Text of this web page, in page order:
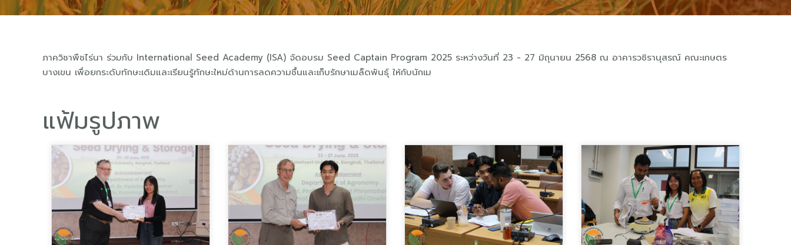
ภาควิชาพืชไร่นา ร่วมกับ International Seed Academy (ISA) จัดอบรม Seed Captain Program 2025 ระหว่างวันที่ 23 - 27 มิถุนายน 2568 ณ อาคารวชิรานุสรณ์ คณะเกษตร
บางเขน เพื่อยกระดับทักษะเดิมและเรียนรู้ทักษะใหม่ด้านการลดความชื้นและเก็บรักษาเมล็ดพันธุ์ ให้กับนักเม
แฟ้มรูปภาพ